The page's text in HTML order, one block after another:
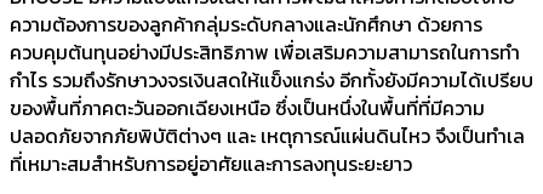
ความต้องการของลูกค้ากลุ่มระดับกลางและนักศึกษา ด้วยการ
ควบคุมต้นทุนอย่างมีประสิทธิภาพ เพื่อเสริมความสามารถในการทำ
กำไร รวมถึงรักษาวงจรเงินสดให้แข็งแกร่ง อีกทั้งยังมีความได้เปรียบ
ของพื้นที่ภาคตะวันออกเฉียงเหนือ ซึ่งเป็นหนึ่งในพื้นที่ที่มีความ
ปลอดภัยจากภัยพิบัติต่างๆ และ เหตุการณ์แผ่นดินไหว จึงเป็นทำเล
ที่เหมาะสมสำหรับการอยู่อาศัยและการลงทุนระยะยาว